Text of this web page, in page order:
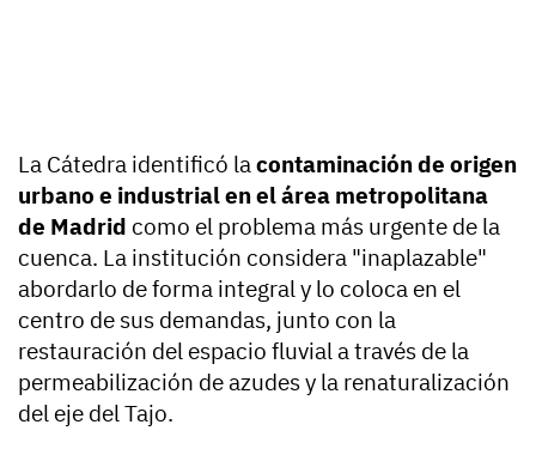
La Cátedra identificó lacontaminación de origen
urbano e industrial en el área metropolitana
de Madrid como el problema más urgente de la
cuenca. La institución considera "inaplazable"
abordarlo de forma integral y lo coloca en el
centro de sus demandas, junto con la
restauración del espacio fluvial a través de la
permeabilización de azudes y la renaturalización
del eje del Tajo.